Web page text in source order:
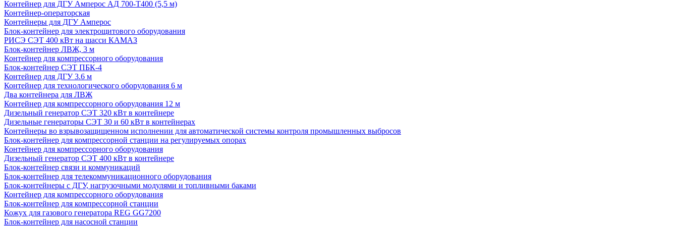
Контейнер для ДГУ Амперос АД 700-Т400 (5,5 м)
Контейнер-операторская
Контейнеры для ДГУ Амперос
Блок-контейнер для электрощитового оборудования
РИСЭ СЭТ 400 кВт на шасси КАМАЗ
Блок-контейнер ЛВЖ, 3 м
Контейнер для компрессорного оборудования
Блок-контейнер СЭТ ПБК-4
Контейнер для ДГУ 3.6 м
Контейнер для технологического оборудования 6 м
Два контейнера для ЛВЖ
Контейнер для компрессорного оборудования 12 м
Дизельный генератор СЭТ 320 кВт в контейнере
Дизельные генераторы СЭТ 30 и 60 кВт в контейнерах
Контейнеры во взрывозащищенном исполнении для автоматической системы контроля промышленных выбросов
Блок-контейнер для компрессорной станции на регулируемых опорах
Контейнер для компрессорного оборудования
Дизельный генератор СЭТ 400 кВт в контейнере
Блок-контейнер связи и коммуникаций
Блок-контейнер для телекоммуникационного оборудования
Блок-контейнеры с ДГУ, нагрузочными модулями и топливными баками
Контейнер для компрессорного оборудования
Блок-контейнер для компрессорной станции
Кожух для газового генератора REG GG7200
Блок-контейнер для насосной станции